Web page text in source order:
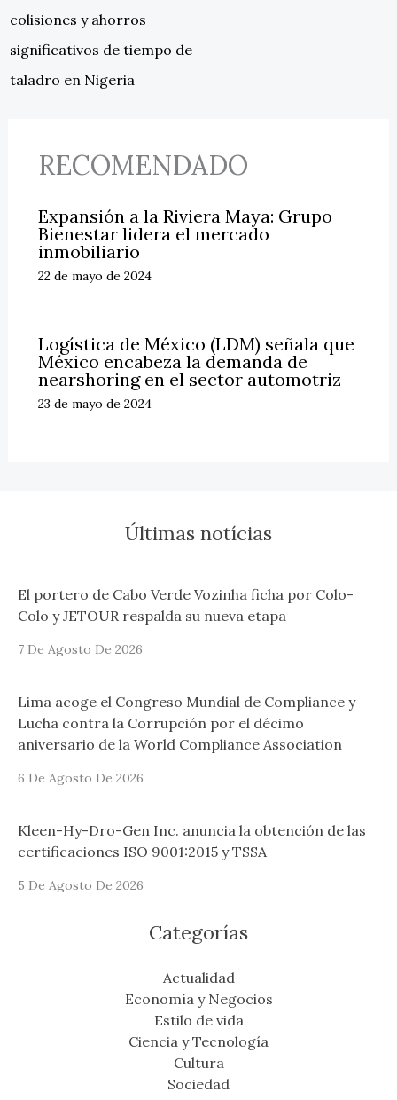
colisiones y ahorros
significativos de tiempo de
taladro en Nigeria
RECOMENDADO
Expansión a la Riviera Maya: Grupo
Bienestar lidera el mercado
inmobiliario
22 de mayo de 2024
Logística de México (LDM) señala que
México encabeza la demanda de
nearshoring en el sector automotriz
23 de mayo de 2024
Últimas notícias
El portero de Cabo Verde Vozinha ficha por Colo-
Colo y JETOUR respalda su nueva etapa
7 De Agosto De 2026
Lima acoge el Congreso Mundial de Compliance y
Lucha contra la Corrupción por el décimo
aniversario de la World Compliance Association
6 De Agosto De 2026
Kleen-Hy-Dro-Gen Inc. anuncia la obtención de las
certificaciones ISO 9001:2015 y TSSA
5 De Agosto De 2026
Categorías
Actualidad
Economía y Negocios
Estilo de vida
Ciencia y Tecnología
Cultura
Sociedad